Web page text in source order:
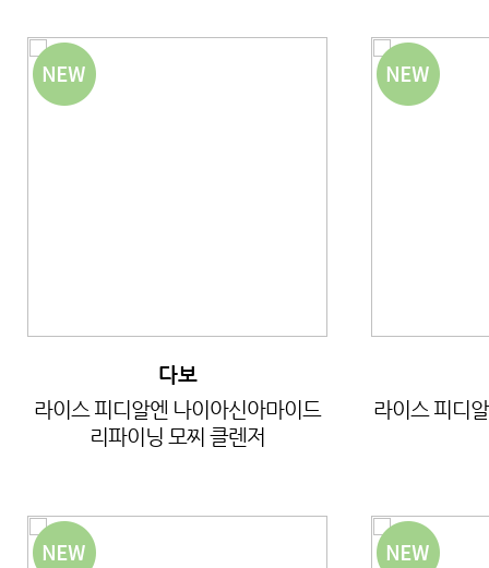
다보
라이스 피디알엔 나이아신아마이드
리파이닝 모찌 클렌저
라이스 피디